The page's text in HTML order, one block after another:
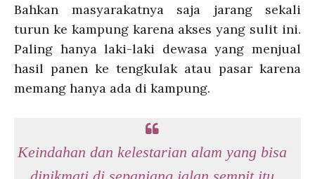
Bahkan masyarakatnya saja jarang sekali
turun ke kampung karena akses yang sulit ini.
Paling hanya laki-laki dewasa yang menjual
hasil panen ke tengkulak atau pasar karena
memang hanya ada di kampung.
Keindahan dan kelestarian alam yang bisa